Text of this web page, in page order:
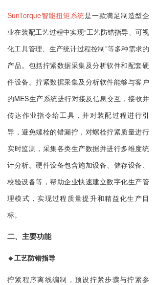
SunTorque智能扭矩系统是一款满足制造型企
业在装配工艺过程中实现“工艺防错指导、可视
化工具管理、生产统计过程控制”等多种需求的
产品。包括拧紧数据采集及分析软件和配套硬
件设备。拧紧数据采集及分析软件能够与客户
的MES生产系统进行对接及信息交互，接收并
传达作业指令给工具，并对装配过程进行引
导，避免螺栓的错漏拧，对螺栓拧紧质量进行
实时监测，采集各类生产数据并进行多维度统
计分析。硬件设备包含施加设备、储存设备、
校验设备等，帮助企业快速建立数字化生产管
理模式，实现过程质量提升和精益化生产目
标。
二、主要功能
🔹工艺防错指导
拧紧程序离线编制，预设拧紧步骤与拧紧参